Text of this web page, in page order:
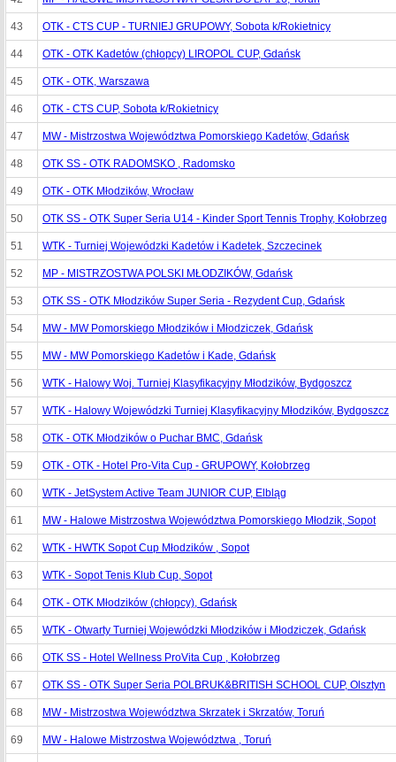
43 OTK - CTS CUP - TURNIEJ GRUPOWY, Sobota k/Rokietnicy
44 OTK - OTK Kadetów (chłopcy) LIROPOL CUP, Gdańsk
45 OTK - OTK, Warszawa
46 OTK - CTS CUP, Sobota k/Rokietnicy
47 MW - Mistrzostwa Województwa Pomorskiego Kadetów, Gdańsk
48 OTK SS - OTK RADOMSKO , Radomsko
49 OTK - OTK Młodzików, Wrocław
50 OTK SS - OTK Super Seria U14 - Kinder Sport Tennis Trophy, Kołobrzeg
51 WTK - Turniej Wojewódzki Kadetów i Kadetek, Szczecinek
52 MP - MISTRZOSTWA POLSKI MŁODZIKÓW, Gdańsk
53 OTK SS - OTK Młodzików Super Seria - Rezydent Cup, Gdańsk
54 MW - MW Pomorskiego Młodzików i Młodziczek, Gdańsk
55 MW - MW Pomorskiego Kadetów i Kade, Gdańsk
56 WTK - Halowy Woj. Turniej Klasyfikacyjny Młodzików, Bydgoszcz
57 WTK - Halowy Wojewódzki Turniej Klasyfikacyjny Młodzików, Bydgoszcz
58 OTK - OTK Młodzików o Puchar BMC, Gdańsk
59 OTK - OTK - Hotel Pro-Vita Cup - GRUPOWY, Kołobrzeg
60 WTK - JetSystem Active Team JUNIOR CUP, Elbląg
61 MW - Halowe Mistrzostwa Województwa Pomorskiego Młodzik, Sopot
62 WTK - HWTK Sopot Cup Młodzików , Sopot
63 WTK - Sopot Tenis Klub Cup, Sopot
64 OTK - OTK Młodzików (chłopcy), Gdańsk
65 WTK - Otwarty Turniej Wojewódzki Młodzików i Młodziczek, Gdańsk
66 OTK SS - Hotel Wellness ProVita Cup , Kołobrzeg
67 OTK SS - OTK Super Seria POLBRUK&BRITISH SCHOOL CUP, Olsztyn
68 MW - Mistrzostwa Województwa Skrzatek i Skrzatów, Toruń
69 MW - Halowe Mistrzostwa Województwa , Toruń